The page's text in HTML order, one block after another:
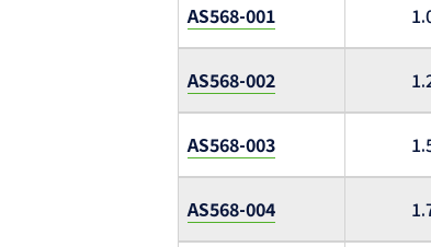
AS568-001
AS568-002
AS568-003
AS568-004